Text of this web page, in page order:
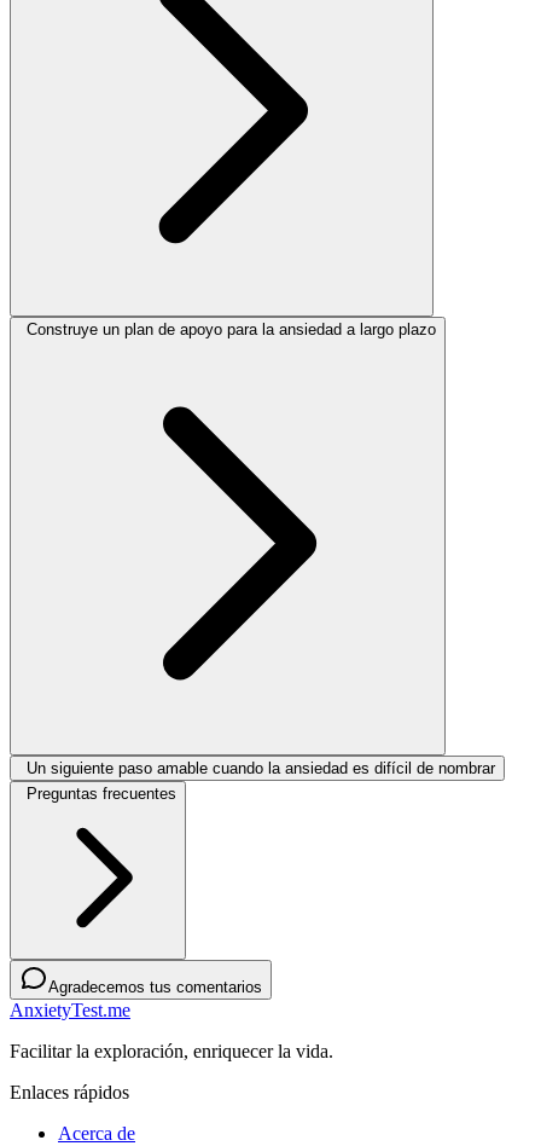
Construye un plan de apoyo para la ansiedad a largo plazo
Un siguiente paso amable cuando la ansiedad es difícil de nombrar
Preguntas frecuentes
Agradecemos tus comentarios
AnxietyTest.me
Facilitar la exploración, enriquecer la vida.
Enlaces rápidos
Acerca de